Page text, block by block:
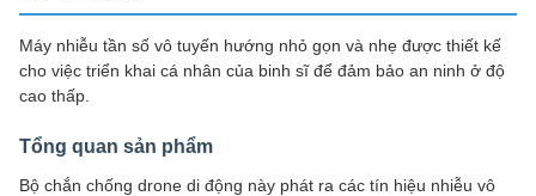
Máy nhiễu tần số vô tuyến hướng nhỏ gọn và nhẹ được thiết kế
cho việc triển khai cá nhân của binh sĩ để đảm bảo an ninh ở độ
cao thấp.
Tổng quan sản phẩm
Bộ chắn chống drone di động này phát ra các tín hiệu nhiễu vô